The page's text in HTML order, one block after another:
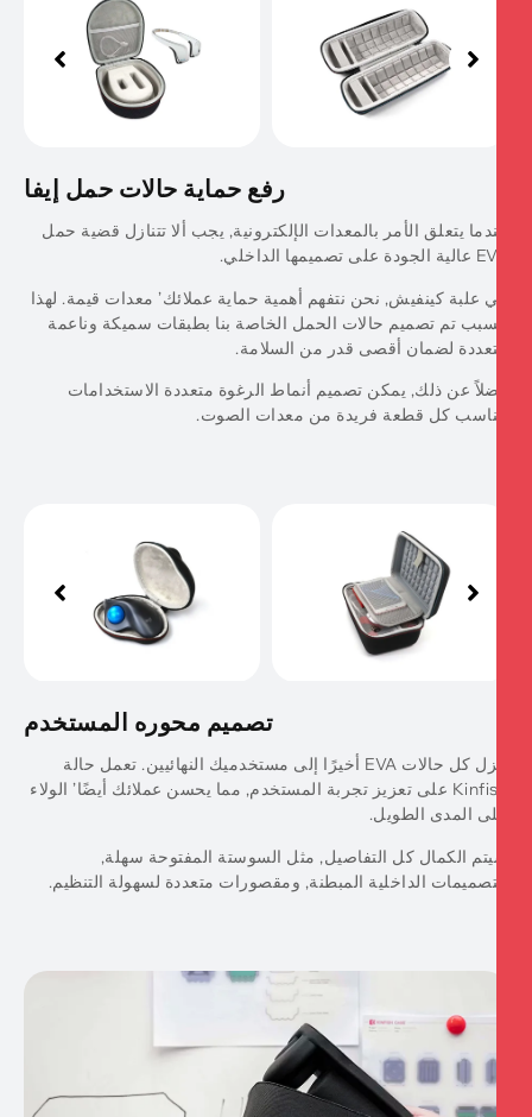
رفع حماية حالات حمل إيفا
يتعلق الأمر بالمعدات الإلكترونية, يجب ألا تتنازل قضية حمل
علبة كينفيش, نحن نتفهم أهمية حماية عملائك’ معدات قيمة. لهذا
تم تصميم حالات الحمل الخاصة بنا بطبقات سميكة وناعمة
لضمان أقصى قدر من السلامة.
عن ذلك, يمكن تصميم أنماط الرغوة متعددة الاستخدامات
كل قطعة فريدة من معدات الصوت.
تصميم محوره المستخدم
تنزل كل حالات EVA أخيرًا إلى مستخدميك النهائيين. تعمل حالة
Kinfish على تعزيز تجربة المستخدم, مما يحسن عملائك أيضًا’ الولاء
المدى الطويل.
الكمال كل التفاصيل, مثل السوستة المفتوحة سهلة,
الداخلية المبطنة, ومقصورات متعددة لسهولة التنظيم.